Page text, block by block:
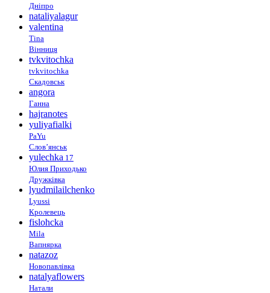
Дніпро
nataliyalagur
valentina
Tina
Вінниця
tvkvitochka
tvkvitochka
Скадовськ
angora
Ганна
hajranotes
yuliyafialki
PaYu
Слов’янськ
yulechka 17
Юлия Приходько
Дружківка
lyudmilailchenko
Lyussi
Кролевець
fislohcka
Mila
Вапнярка
natazoz
Новопавлівка
natalyaflowers
Натали